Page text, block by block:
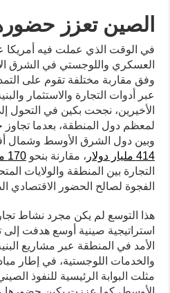
الصين تعزز
في الوقت الذي عملت فيه
العسكري واللوجستي في الشرق
وفق مقاربة مختلفة تقوم على
عبر أدوات التجارة والاستثمار
الأخيرين، نجحت بكين في التحول
لمعظم دول المنطقة، بعدما تجاوز
وبين دول الشرق الأوسط وشمال أفريقيا
414 مليار دولار
، مقارنة بنحو170 مليار دولار
التجارة بين المنطقة والولايات
الفجوة لصالح الحضور الاقتصادي
هذا التوسع لم يكن مجرد نشاط
استراتيجية صينية أوسع هدفت
الأمد في المنطقة عبر مشاريع
والخدمات اللوجستية، في إطار
مثلت البوابة الرئيسية للنفوذ